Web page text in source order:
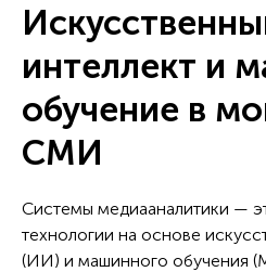
интеллект и
обучение в
СМИ
Системы медиааналитики —
технологии на основе
(ИИ) и машинного обучения